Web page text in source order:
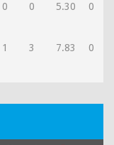
0 0 5.30 0
1 3 7.83 0